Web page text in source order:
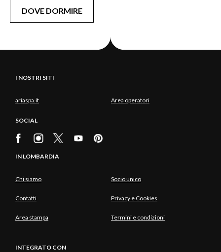
DOVE DORMIRE
I NOSTRI SITI
ariaspa.it Area operatori
SOCIAL
IN LOMBARDIA
Chi siamo Socio unico
Contatti Privacy e Cookies
Area stampa Termini e condizioni
INTEGRATO CON